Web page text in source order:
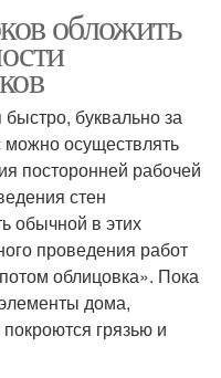
обложить
буквально за
можно осуществлять
посторонней рабочей
стен
обычной в этих
проведения работ
облицовка». Пока
дома,
грязью и